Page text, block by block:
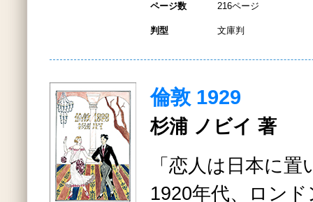
ページ数 216ページ
判型 文庫判
倫敦 1929
杉浦 ノビイ 著
「恋人は日本に
1920年代、ロン